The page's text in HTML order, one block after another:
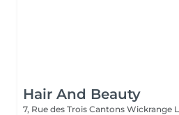
Hair And Beauty
7, Rue des Trois Cantons Wickrange